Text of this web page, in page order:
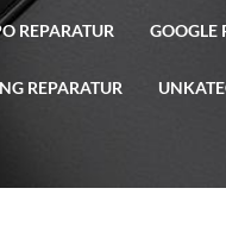
REPARATUR GOOGLE
REPARATUR